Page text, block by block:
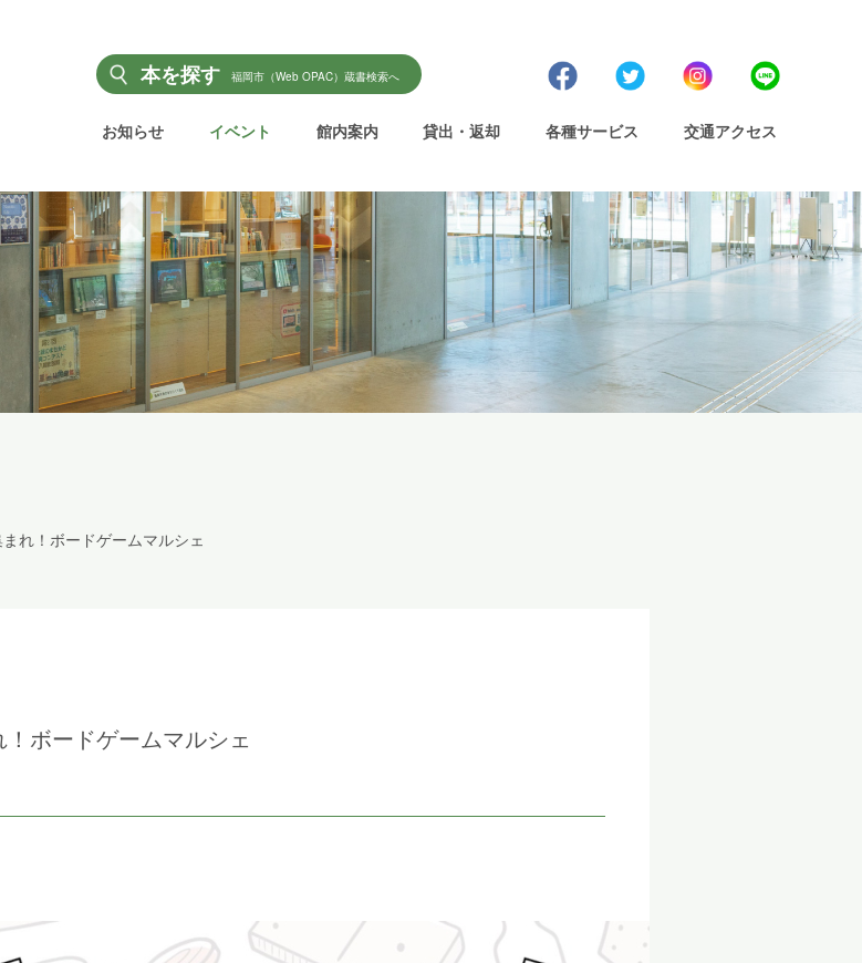
本を探す 福岡市（Web OPAC）蔵書検索へ
お知らせ イベント 館内案内 貸出・返却 各種サービス 交通アクセス
れ！ボードゲームマルシェ
ボードゲームマルシェ